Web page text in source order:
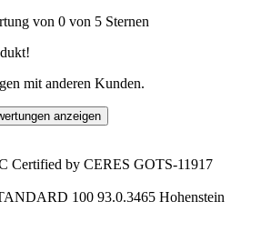
von 0 von 5 Sternen
mit anderen Kunden.
anzeigen
Certified by CERES GOTS-11917
100 93.0.3465 Hohenstein